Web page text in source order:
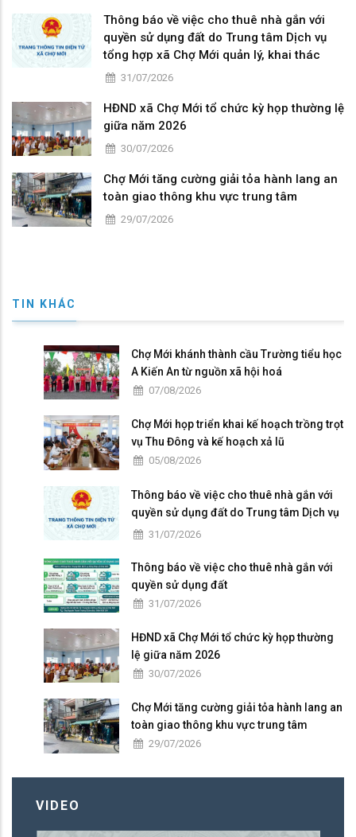
Thông báo về việc cho thuê nhà gắn với
quyền sử dụng đất do Trung tâm Dịch vụ
tổng hợp xã Chợ Mới quản lý, khai thác
31/07/2026
HĐND xã Chợ Mới tổ chức kỳ họp thường lệ
giữa năm 2026
30/07/2026
Chợ Mới tăng cường giải tỏa hành lang an
toàn giao thông khu vực trung tâm
29/07/2026
TIN KHÁC
Chợ Mới khánh thành cầu Trường tiểu học
A Kiến An từ nguồn xã hội hoá
07/08/2026
Chợ Mới họp triển khai kế hoạch trồng trọt
vụ Thu Đông và kế hoạch xả lũ
05/08/2026
Thông báo về việc cho thuê nhà gắn với
quyền sử dụng đất do Trung tâm Dịch vụ
tổng hợp xã Chợ Mới quản lý, khai thác
31/07/2026
Thông báo về việc cho thuê nhà gắn với
quyền sử dụng đất
31/07/2026
HĐND xã Chợ Mới tổ chức kỳ họp thường
lệ giữa năm 2026
30/07/2026
Chợ Mới tăng cường giải tỏa hành lang an
toàn giao thông khu vực trung tâm
29/07/2026
VIDEO